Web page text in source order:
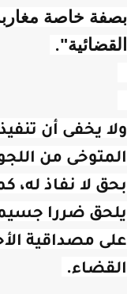
بصفة خاصة
القضائية".
ولا يخفى أن
المتوخى من
بحق لا نفاذ له،
يلحق ضررا جسيما
على مصداقية
القضاء.